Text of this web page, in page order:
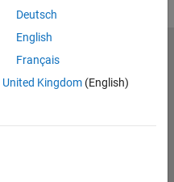
Deutsch
English
Français
United Kingdom(English)
Estado de las aplicaciones